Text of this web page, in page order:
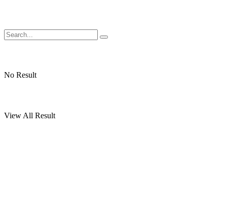
No Result
View All Result